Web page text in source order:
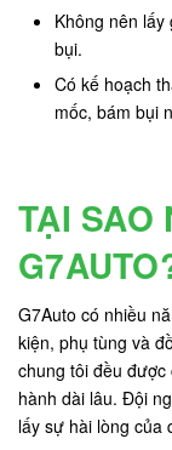
Không nên
bụi.
Có kế hoạch
mốc, bám bụi
TẠI SAO
G7Auto có nhiều
kiện, phụ tùng và
chung tôi đều
hành dài lâu. Đội
lấy sự hài lòng của